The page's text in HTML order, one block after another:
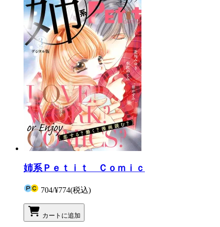
姉系Ｐｅｔｉｔ Ｃｏｍｉｃ
704/¥774(税込)
カートに追加